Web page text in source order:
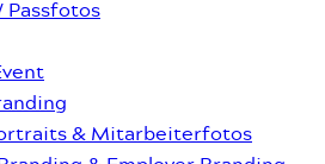
Passfotos
& Mitarbeiterfotos